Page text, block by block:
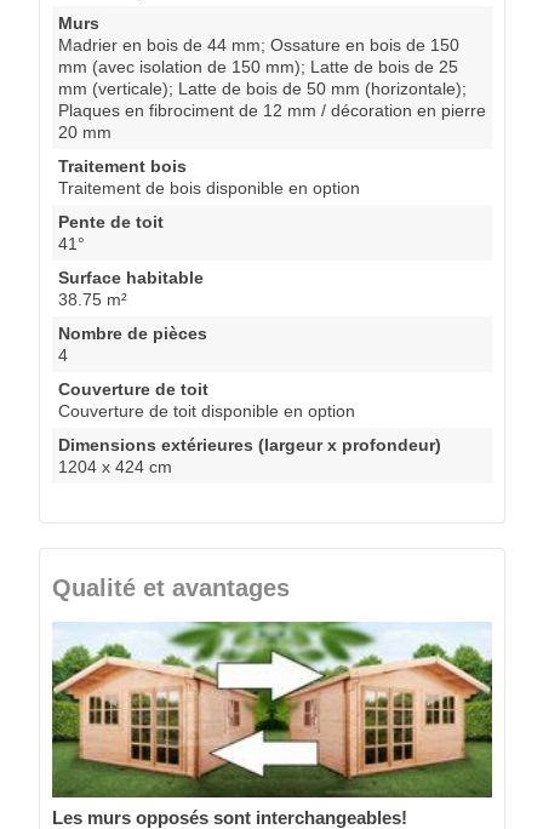
Murs
Madrier en bois de 44 mm; Ossature en bois de 150
mm (avec isolation de 150 mm); Latte de bois de 25
mm (verticale); Latte de bois de 50 mm (horizontale);
Plaques en fibrociment de 12 mm / décoration en pierre
20 mm
Traitement bois
Traitement de bois disponible en option
Pente de toit
41°
Surface habitable
38.75 m²
Nombre de pièces
4
Couverture de toit
Couverture de toit disponible en option
Dimensions extérieures (largeur x profondeur)
1204 x 424 cm
Qualité et avantages
Les murs opposés sont interchangeables!